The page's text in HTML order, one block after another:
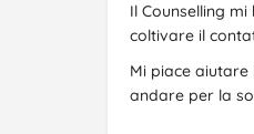
Il Counselling
coltivare il
Mi piace
andare per la